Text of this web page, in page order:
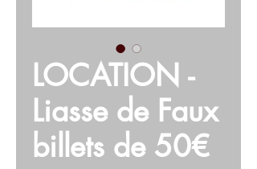
LOCATION -
Liasse de Faux
billets de 50€